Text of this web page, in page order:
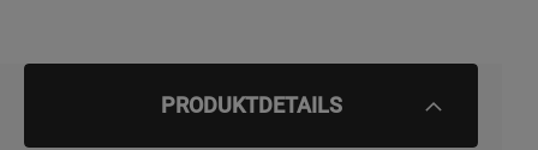
PRODUKTDETAILS